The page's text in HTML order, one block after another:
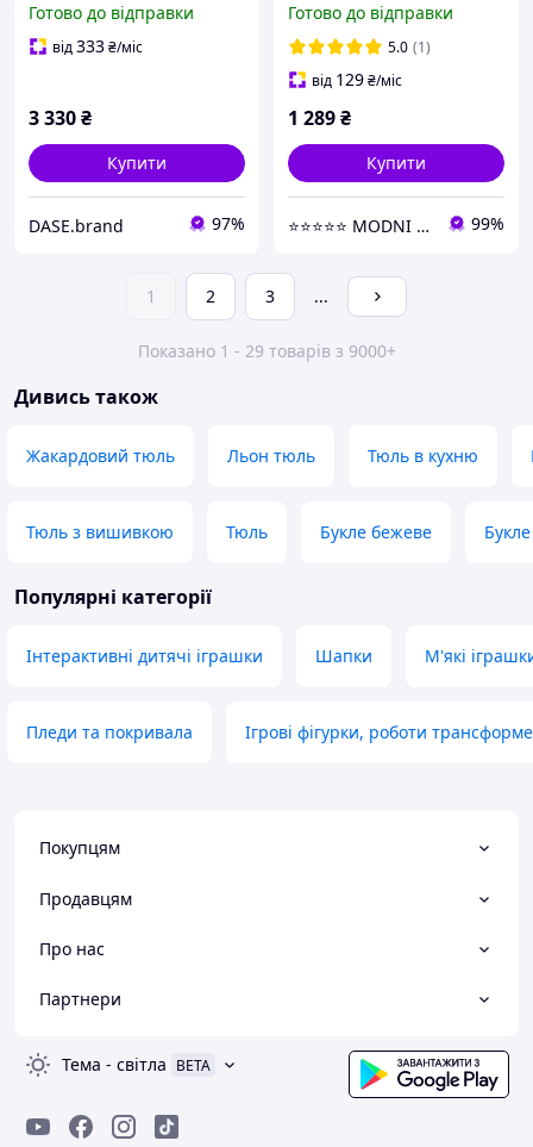
Готово до відправки
від333₴/міс
3 330₴
Купити
DASE.brand 97%
блакитна великих
розмірів без підкладки
48-66
Готово до відправки
5.0 (1)
від 129₴/міс
1 289₴
Купити
⭐⭐⭐⭐⭐ MODNI ⭐⭐⭐⭐⭐ 99%
1 2 3 ...
Показано 1 - 29 товарів з 9000+
Дивись також
Жакардовий тюль Льон тюль Тюль в кухню
Тюль з вишивкою Тюль Букле бежеве
Популярні категорії
Інтерактивні дитячі іграшки Шапки М'які
Пледи та покривала Ігрові фігурки, роботи
Покупцям
Продавцям
Про нас
Партнери
Тема - світла BETA